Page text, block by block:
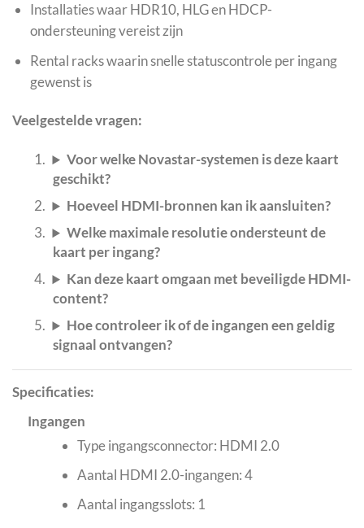
Installaties waar HDR10, HLG en HDCP-
ondersteuning vereist zijn
Rental racks waarin snelle statuscontrole per ingang
gewenst is
Veelgestelde vragen:
Voor welke Novastar-systemen is deze kaart
geschikt?
Hoeveel HDMI-bronnen kan ik aansluiten?
Welke maximale resolutie ondersteunt de
kaart per ingang?
Kan deze kaart omgaan met beveiligde HDMI-
content?
Hoe controleer ik of de ingangen een geldig
signaal ontvangen?
Specificaties:
Ingangen
Type ingangsconnector: HDMI 2.0
Aantal HDMI 2.0-ingangen: 4
Aantal ingangsslots: 1